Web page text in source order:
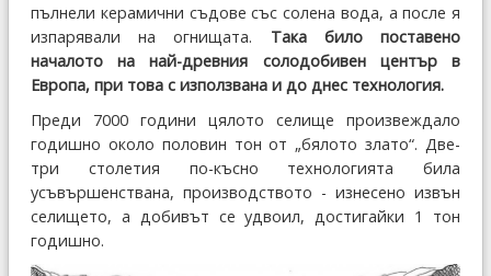
пълнели керамични съдове със солена вода, а после я
изпарявали на огнищата. Така било поставено
началото на най-древния солодобивен център в
Европа, при това с използвана и до днес технология.
Преди 7000 години цялото селище произвеждало
годишно около половин тон от „бялото злато“. Две-
три столетия по-късно технологията била
усъвършенствана, производството - изнесено извън
селището, а добивът се удвоил, достигайки 1 тон
годишно.